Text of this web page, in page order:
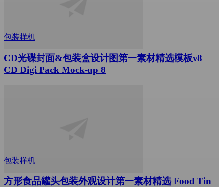
包装样机
CD光碟封面&包装盒设计图第一素材精选模板v8
CD Digi Pack Mock-up 8
包装样机
方形食品罐头包装外观设计第一素材精选 Food Tin